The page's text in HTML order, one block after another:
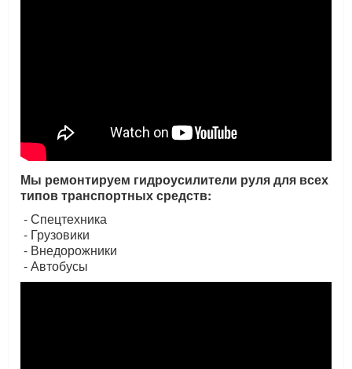
Мы ремонтируем гидроусилители руля для всех
типов транспортных средств:
- Спецтехника
- Грузовики
- Внедорожники
- Автобусы